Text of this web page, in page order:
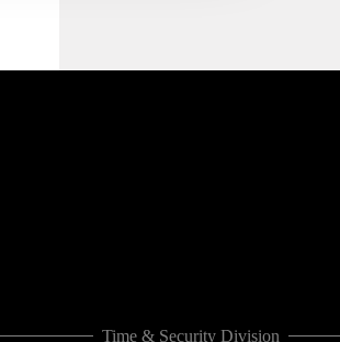
Time & Security Division